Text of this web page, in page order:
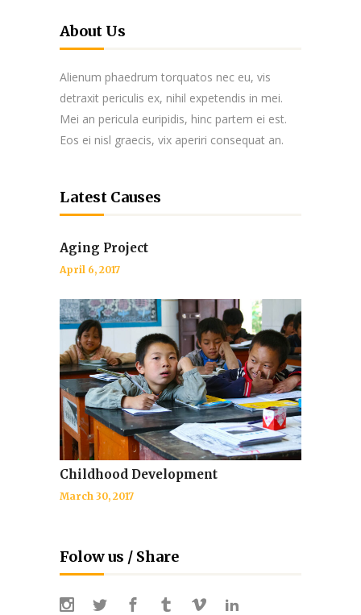
About Us
Alienum phaedrum torquatos nec eu, vis
detraxit periculis ex, nihil expetendis in mei.
Mei an pericula euripidis, hinc partem ei est.
Eos ei nisl graecis, vix aperiri consequat an.
Latest Causes
Aging Project
April 6, 2017
Childhood Development
March 30, 2017
Folow us / Share